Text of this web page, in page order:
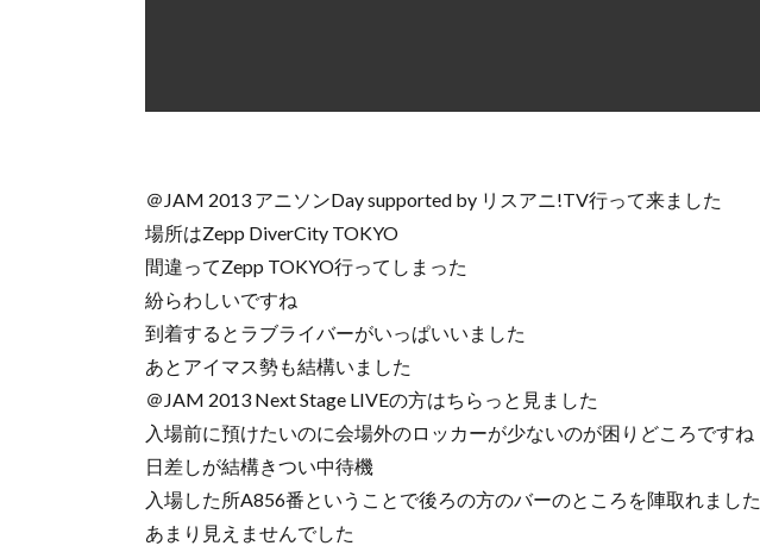
＠JAM 2013 アニソンDay supported by リスアニ!TV行って来ました
場所はZepp DiverCity TOKYO
間違ってZepp TOKYO行ってしまった
紛らわしいですね
到着するとラブライバーがいっぱいいました
あとアイマス勢も結構いました
＠JAM 2013 Next Stage LIVEの方はちらっと見ました
入場前に預けたいのに会場外のロッカーが少ないのが困りどころですね
日差しが結構きつい中待機
入場した所A856番ということで後ろの方のバーのところを陣取れました
あまり見えませんでした